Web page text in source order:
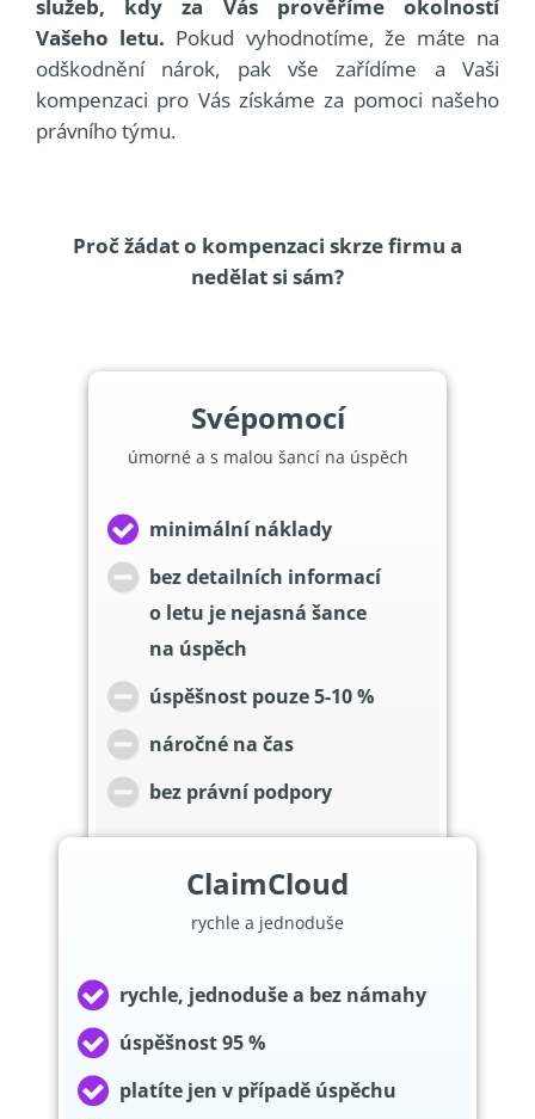
služeb, kdy za Vás prověříme okolností
Vašeho letu. Pokud vyhodnotíme, že máte na
odškodnění nárok, pak vše zařídíme a Vaši
kompenzaci pro Vás získáme za pomoci našeho
právního týmu.
Proč žádat o kompenzaci skrze firmu a
nedělat si sám?
Svépomocí
úmorné a s malou šancí na úspěch
minimální náklady
bez detailních informací
o letu je nejasná šance
na úspěch
úspěšnost pouze 5-10 %
náročné na čas
bez právní podpory
ClaimCloud
rychle a jednoduše
rychle, jednoduše a bez námahy
úspěšnost 95 %
platíte jen v případě úspěchu